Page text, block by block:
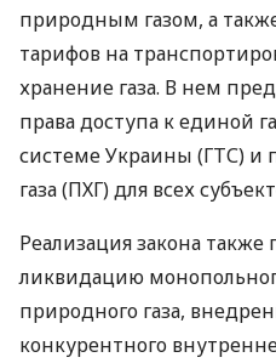
природным газом, а
тарифов на
хранение газа. В нем
права доступа к единой
системе Украины (ГТС)
газа (ПХГ) для всех
Реализация закона
ликвидацию
природного газа,
конкурентного